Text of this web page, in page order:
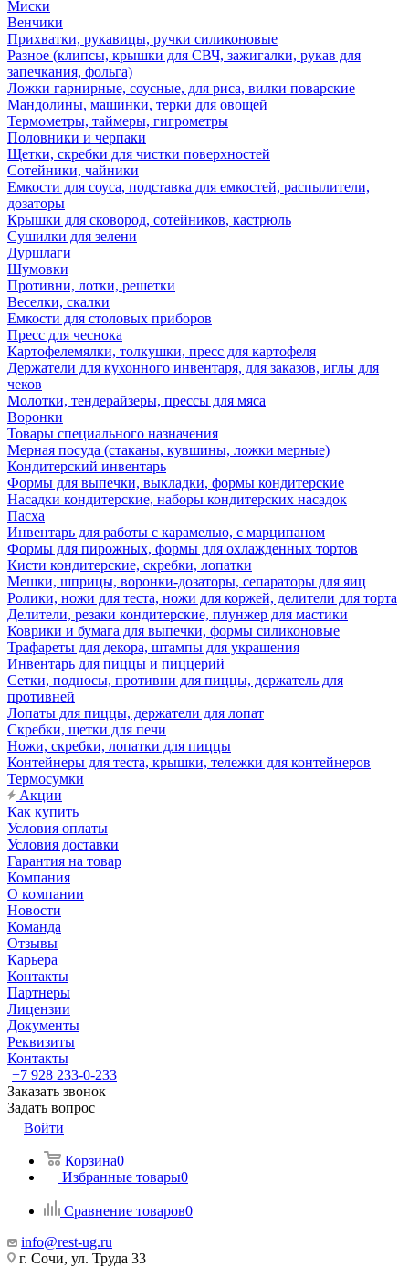
Миски
Венчики
Прихватки, рукавицы, ручки силиконовые
Разное (клипсы, крышки для СВЧ, зажигалки, рукав для
запечкания, фольга)
Ложки гарнирные, соусные, для риса, вилки поварские
Мандолины, машинки, терки для овощей
Термометры, таймеры, гигрометры
Половники и черпаки
Щетки, скребки для чистки поверхностей
Сотейники, чайники
Емкости для соуса, подставка для емкостей, распылители,
дозаторы
Крышки для сковород, сотейников, кастрюль
Сушилки для зелени
Дуршлаги
Шумовки
Противни, лотки, решетки
Веселки, скалки
Емкости для столовых приборов
Пресс для чеснока
Картофелемялки, толкушки, пресс для картофеля
Держатели для кухонного инвентаря, для заказов, иглы для
чеков
Молотки, тендерайзеры, прессы для мяса
Воронки
Товары специального назначения
Мерная посуда (стаканы, кувшины, ложки мерные)
Кондитерский инвентарь
Формы для выпечки, выкладки, формы кондитерские
Насадки кондитерские, наборы кондитерских насадок
Пасха
Инвентарь для работы с карамелью, с марципаном
Формы для пирожных, формы для охлажденных тортов
Кисти кондитерские, скребки, лопатки
Мешки, шприцы, воронки-дозаторы, сепараторы для яиц
Ролики, ножи для теста, ножи для коржей, делители для торта
Делители, резаки кондитерские, плунжер для мастики
Коврики и бумага для выпечки, формы силиконовые
Трафареты для декора, штампы для украшения
Инвентарь для пиццы и пиццерий
Сетки, подносы, противни для пиццы, держатель для
противней
Лопаты для пиццы, держатели для лопат
Скребки, щетки для печи
Ножи, скребки, лопатки для пиццы
Контейнеры для теста, крышки, тележки для контейнеров
Термосумки
Акции
Как купить
Условия оплаты
Условия доставки
Гарантия на товар
Компания
О компании
Новости
Команда
Отзывы
Карьера
Контакты
Партнеры
Лицензии
Документы
Реквизиты
Контакты
+7 928 233-0-233
Заказать звонок
Задать вопрос
Войти
Корзина0
Избранные товары0
Сравнение товаров0
info@rest-ug.ru
г. Сочи, ул. Труда 33